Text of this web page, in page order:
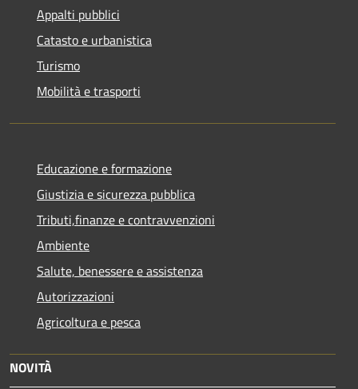
Appalti pubblici
Catasto e urbanistica
Turismo
Mobilità e trasporti
Educazione e formazione
Giustizia e sicurezza pubblica
Tributi,finanze e contravvenzioni
Ambiente
Salute, benessere e assistenza
Autorizzazioni
Agricoltura e pesca
NOVITÀ